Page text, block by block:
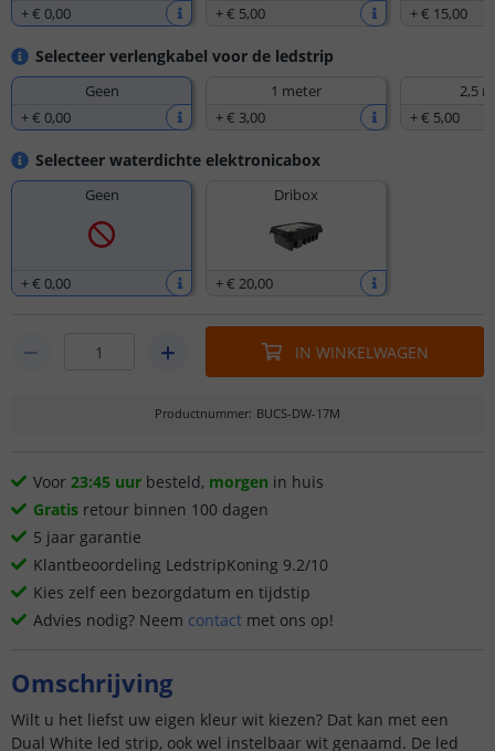
+€ 0,00 +€ 5,00 +€ 15,00
Selecteer verlengkabel voor de ledstrip
Geen
+€ 0,00
1 meter
+€ 3,00
2,5
+€ 5,00
Selecteer waterdichte elektronicabox
Geen
+€ 0,00
Dribox
+€ 20,00
IN WINKELWAGEN
Productnummer: BUCS-DW-17M
Voor 23:45 uur besteld, morgen in huis
Gratis retour binnen 100 dagen
5 jaar garantie
Klantbeoordeling LedstripKoning 9.2/10
Kies zelf een bezorgdatum en tijdstip
Advies nodig? Neem contact met ons op!
Omschrijving
Wilt u het liefst uw eigen kleur wit kiezen? Dat kan met een
Dual White led strip, ook wel instelbaar wit genaamd. De led